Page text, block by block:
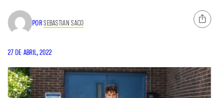
PORSEBASTIAN SACO
27 DE ABRIL, 2022